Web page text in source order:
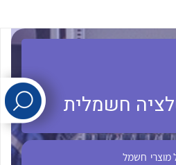
לכל מוצרי היצרן
חשמלית
מוצרי חשמל